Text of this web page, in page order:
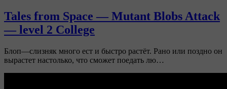
Tales from Space — Mutant Blobs Attack
— level 2 College
Блоп—слизняк много ест и быстро растёт. Рано или поздно он
вырастет настолько, что сможет поедать лю…